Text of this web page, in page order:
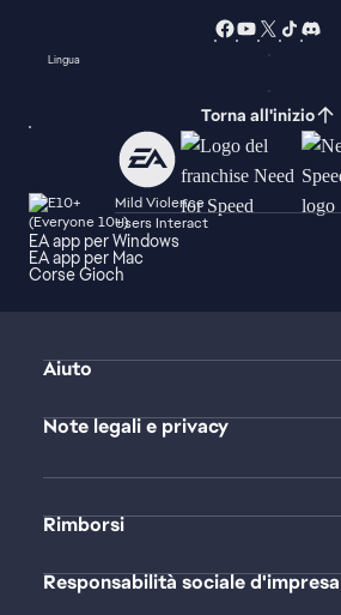
Lingua
Torna all'inizio
Mild Violence
Users Interact
EA app per Windows
EA app per Mac
Corse Gioch
Aiuto
Note legali e privacy
Rimborsi
Responsabilità sociale d'impresa